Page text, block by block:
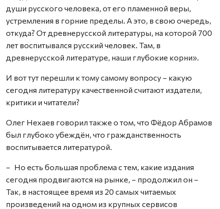
души русского человека, от его пламенной веры,
устремления в горние пределы. А это, в свою очередь,
откуда? От древнерусской литературы, на которой 700
лет воспитывался русский человек. Там, в
древнерусской литературе, наши глубокие корни».
И вот тут перешли к тому самому вопросу – какую
сегодня литературу качественной считают издатели,
критики и читатели?
Олег Нехаев говорил также о том, что Фёдор Абрамов
был глубоко убеждён, что гражданственность
воспитывается литературой.
– Но есть большая проблема с тем, какие издания
сегодня продвигаются на рынке, – продолжил он –
Так, в настоящее время из 20 самых читаемых
произведений на одном из крупных сервисов